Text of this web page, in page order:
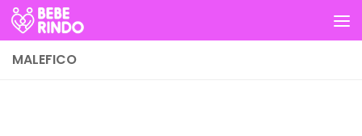
Skip to content
MALEFICO